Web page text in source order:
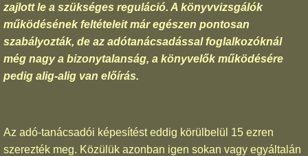
zajlott le a szükséges reguláció. A könyvvizsgálók
működésének feltételeit már egészen pontosan
szabályozták, de az adótanácsadással foglalkozóknál
még nagy a bizonytalanság, a könyvelők működésére
pedig alig-alig van előírás.
Az adó-tanácsadói képesítést eddig körülbelül 15 ezren
szerezték meg. Közülük azonban igen sokan vagy egyáltalán